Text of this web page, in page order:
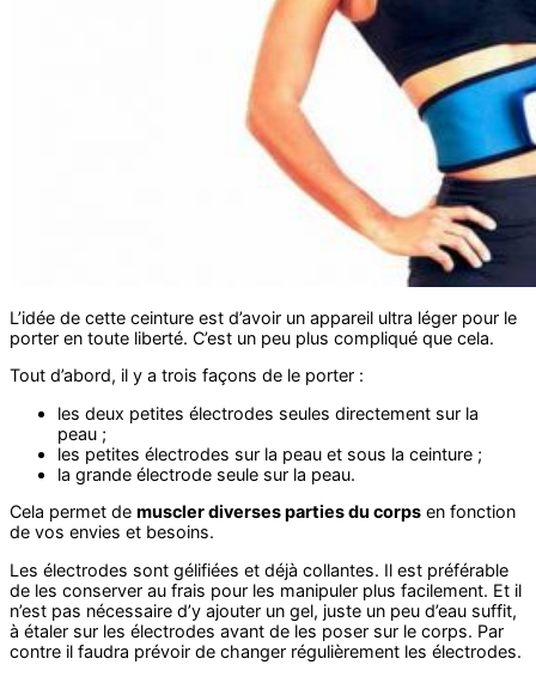
L’idée de cette ceinture est d’avoir un appareil ultra léger pour le
porter en toute liberté. C’est un peu plus compliqué que cela.
Tout d’abord, il y a trois façons de le porter :
les deux petites électrodes seules directement sur la
peau ;
les petites électrodes sur la peau et sous la ceinture ;
la grande électrode seule sur la peau.
Cela permet de muscler diverses parties du corps en fonction
de vos envies et besoins.
Les électrodes sont gélifiées et déjà collantes. Il est préférable
de les conserver au frais pour les manipuler plus facilement. Et il
n’est pas nécessaire d’y ajouter un gel, juste un peu d’eau suffit,
à étaler sur les électrodes avant de les poser sur le corps. Par
contre il faudra prévoir de changer régulièrement les électrodes.